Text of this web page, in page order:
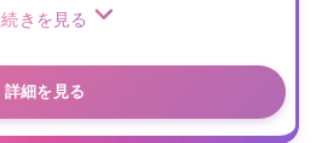
続きを見る
詳細を見る